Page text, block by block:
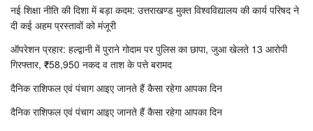
नई शिक्षा नीति की दिशा में बड़ा कदम: उत्तराखण्ड मुक्त विश्वविद्यालय की कार्य परिषद ने
दी कई अहम प्रस्तावों को मंजूरी
ऑपरेशन प्रहार: हल्द्वानी में पुराने गोदाम पर पुलिस का छापा, जुआ खेलते 13 आरोपी
गिरफ्तार, ₹58,950 नकद व ताश के पत्ते बरामद
दैनिक राशिफल एवं पंचाग आइए जानते हैं कैसा रहेगा आपका दिन
दैनिक राशिफल एवं पंचाग आइए जानते हैं कैसा रहेगा आपका दिन